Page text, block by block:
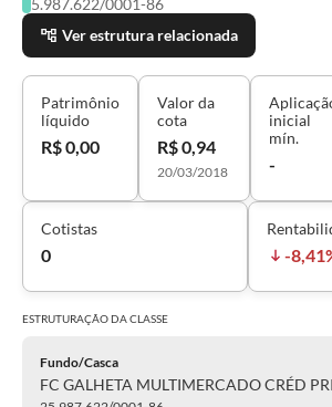
25.987.622/0001-86
Ver estrutura relacionada
Patrimônio
líquido
R$ 0,00
Valor da
cota
R$ 0,94
20/03/2018
inicial
mín.
-
Cotistas
0 -
ESTRUTURAÇÃO DACLASSE
Fundo/Casca
FC GALHETA MULTIMERCADO CRÉD